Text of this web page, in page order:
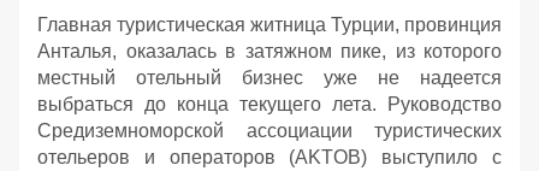
Главная туристическая житница Турции, провинция
Анталья, оказалась в затяжном пике, из которого
местный отельный бизнес уже не надеется
выбраться до конца текущего лета. Руководство
Средиземноморской ассоциации туристических
отельеров и операторов (AKTOB) выступило с